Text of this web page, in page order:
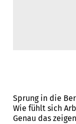
Sprung in die
Wie fühlt sich
Genau das